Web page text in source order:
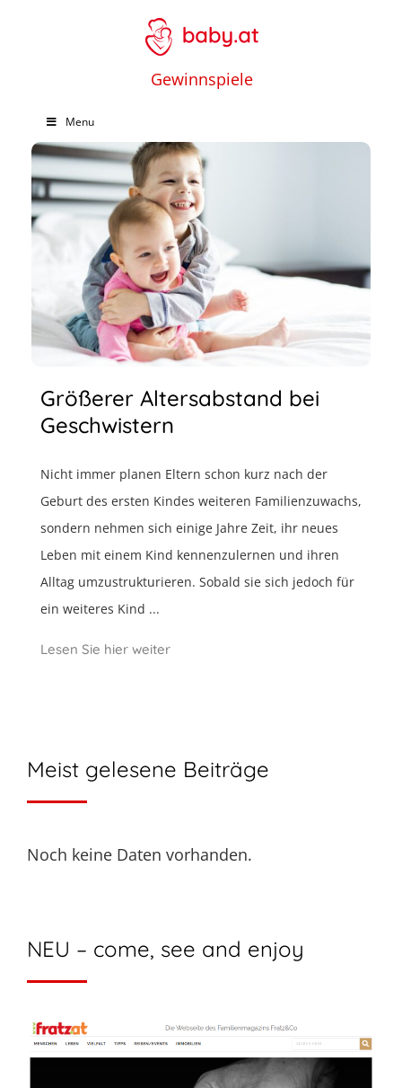
Gewinnspiele
Menu
Größerer Altersabstand bei
Geschwistern
Nicht immer planen Eltern schon kurz nach der
Geburt des ersten Kindes weiteren Familienzuwachs,
sondern nehmen sich einige Jahre Zeit, ihr neues
Leben mit einem Kind kennenzulernen und ihren
Alltag umzustrukturieren. Sobald sie sich jedoch für
ein weiteres Kind ...
Lesen Sie hier weiter
Meist gelesene Beiträge
Noch keine Daten vorhanden.
NEU – come, see and enjoy